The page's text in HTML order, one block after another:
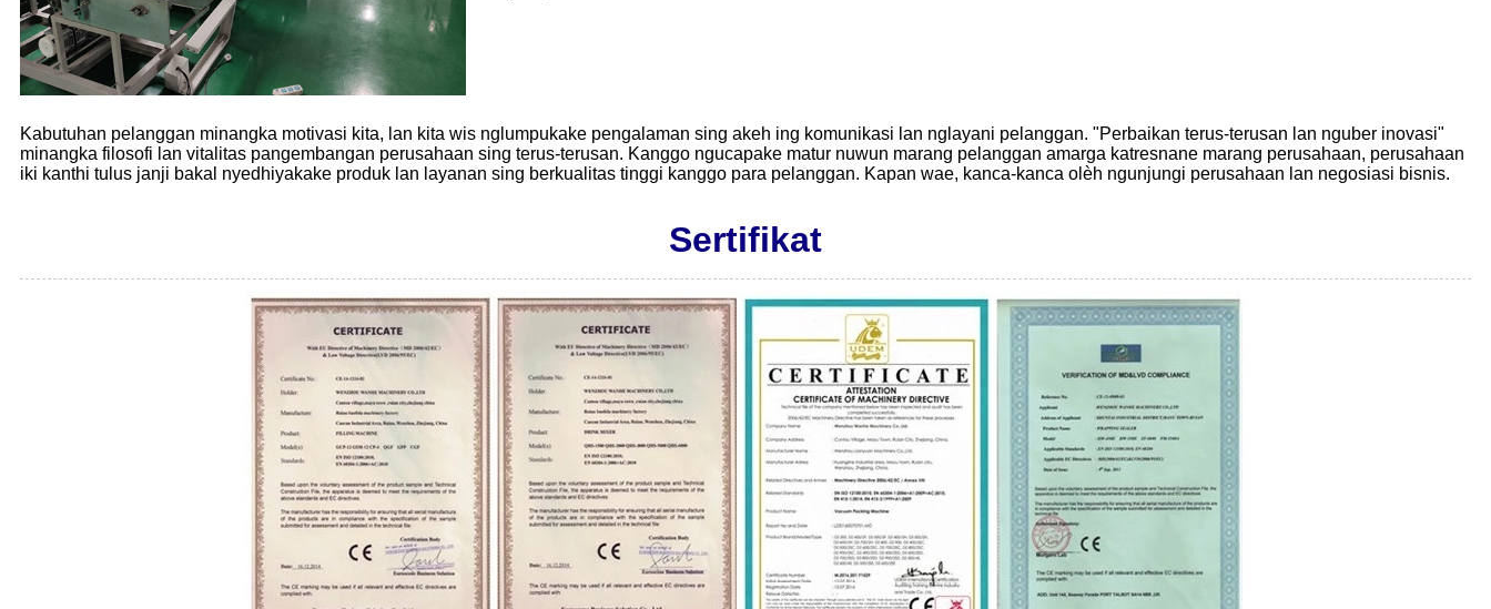
Kabutuhan pelanggan minangka motivasi kita, lan kita wis nglumpukake pengalaman sing akeh ing komunikasi lan nglayani pelanggan. "Perbaikan terus-terusan lan nguber inovasi"
minangka filosofi lan vitalitas pangembangan perusahaan sing terus-terusan. Kanggo ngucapake matur nuwun marang pelanggan amarga katresnane marang perusahaan, perusahaan
iki kanthi tulus janji bakal nyedhiyakake produk lan layanan sing berkualitas tinggi kanggo para pelanggan. Kapan wae, kanca-kanca olèh ngunjungi perusahaan lan negosiasi bisnis.
Sertifikat